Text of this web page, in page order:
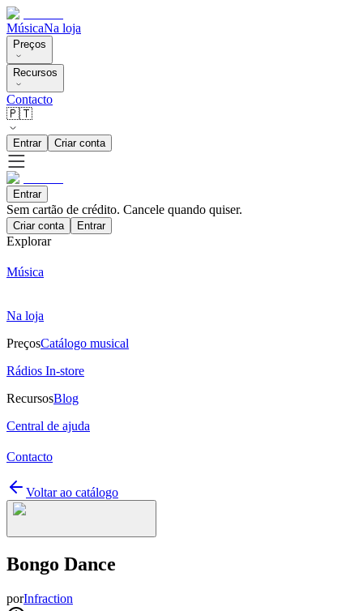
MúsicaNa loja
Preços
Recursos
Contacto
🇵🇹
Entrar Criar conta
Entrar
Sem cartão de crédito. Cancele quando quiser.
Criar conta Entrar
Explorar
Música
Na loja
PreçosCatálogo musical
Rádios In-store
RecursosBlog
Central de ajuda
Contacto
Voltar ao catálogo
Bongo Dance
porInfraction